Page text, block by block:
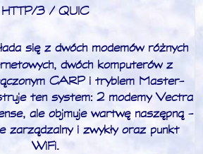
HTTP/3 / QUIC
się z dwóch modemów różnych
dwóch komputerów z
CARP i tryblem Master-
ten system: 2 modemy Vectra
ale objmuje wartwę naszępną -
zarządzalny i zwykły oraz punkt
WiFi.